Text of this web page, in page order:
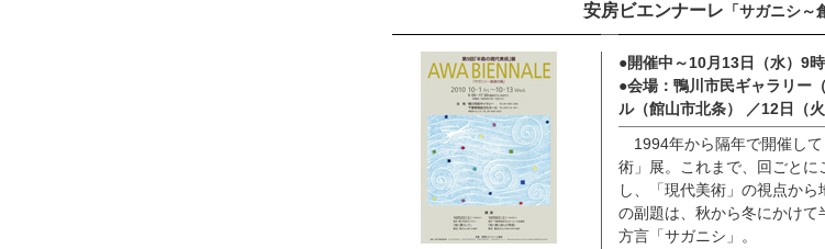
安房ビエンナーレ 「サガニシ～
●開催中～10月13日（水）9
●会場：鴨川市民ギャラリー
ル（館山市北条） ／12日（
1994年から隔年で開催し
術」展。これまで、回ごと
し、「現代美術」の視点か
の副題は、秋から冬にかけ
方言「サガニシ」。